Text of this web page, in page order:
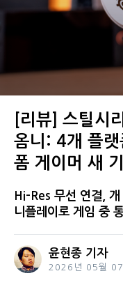
스틸시리즈 게이밍 헤드셋
[리뷰] 스틸시
옴니: 4개 플랫
폼 게이머 새
Hi-Res 무선 연결,
니플레이로 게임 중
윤현종 기자
2026년 05월 07